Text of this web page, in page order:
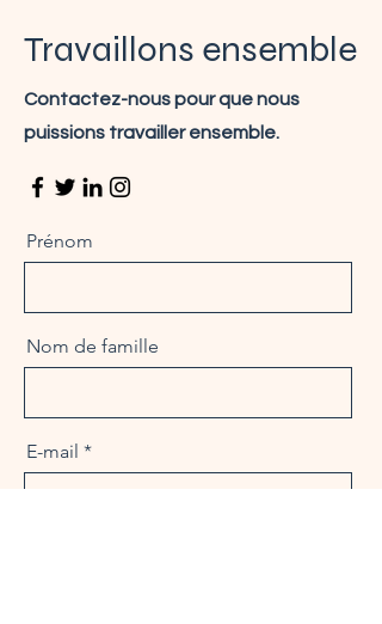
Travaillons ensemble
Contactez-nous pour que nous
puissions travailler ensemble.
Prénom
Nom de famille
E-mail